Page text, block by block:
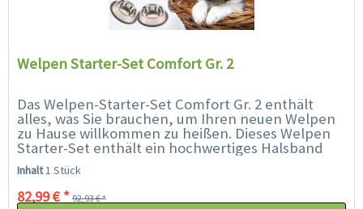
Welpen Starter-Set Comfort Gr. 2
Das Welpen-Starter-Set Comfort Gr. 2 enthält
alles, was Sie brauchen, um Ihren neuen Welpen
zu Hause willkommen zu heißen. Dieses Welpen
Starter-Set enthält ein hochwertiges Halsband
(30 - 35 cm geeignet für...
Inhalt1 Stück
82,99 € * 92,93 € *